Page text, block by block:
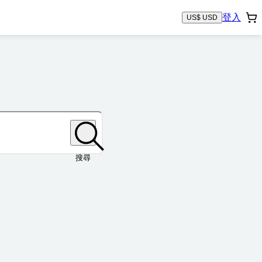
US$ USD 登入
搜尋